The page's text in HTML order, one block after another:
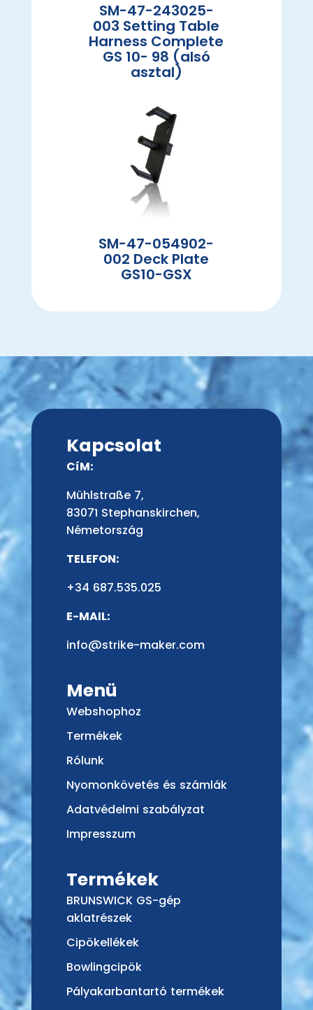
SM-47-243025-
003 Setting Table
Harness Complete
GS 10- 98 (alsó
asztal)
SM-47-054902-
002 Deck Plate
GS10-GSX
Kapcsolat
CíM:
Mühlstraße 7,
83071 Stephanskirchen,
Németország
TELEFON:
+34 687.535.025
E-MAIL:
info@strike-maker.com
Menü
Webshophoz
Termékek
Rólunk
Nyomonkövetés és számlák
Adatvédelmi szabályzat
Impresszum
Termékek
BRUNSWICK GS-gép
aklatrészek
Cipökellékek
Bowlingcipök
Pályakarbantartó termékek